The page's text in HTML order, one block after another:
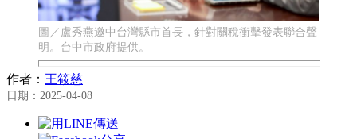
圖／盧秀燕邀中台灣縣市首長，針對關稅衝擊發表聯合聲
明。台中市政府提供。
作者： 王筱慈
日期：2025-04-08